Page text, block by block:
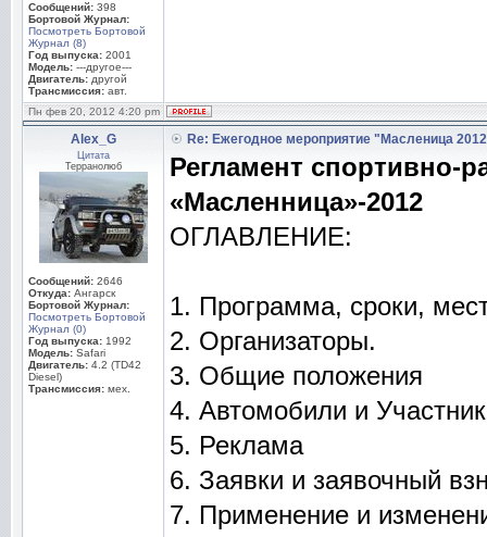
Сообщений: 398
Бортовой Журнал:
Посмотреть Бортовой
Журнал (8)
Год выпуска: 2001
Модель: ---другое---
Двигатель: другой
Трансмиссия: авт.
Пн фев 20, 2012 4:20 pm
Alex_G
Цитата
Терранолюб
Сообщений: 2646
Откуда: Ангарск
Бортовой Журнал:
Посмотреть Бортовой
Журнал (0)
Год выпуска: 1992
Модель: Safari
Двигатель: 4.2 (TD42
Diesel)
Трансмиссия: мех.
Re: Ежегодное мероприятие "Масленица
Регламент спортивно-
«Масленница»-2012
ОГЛАВЛЕНИЕ:
1. Программа, сроки,
2. Организаторы.
3. Общие положения
4. Автомобили и
5. Реклама
6. Заявки и заявочный
7. Применение и